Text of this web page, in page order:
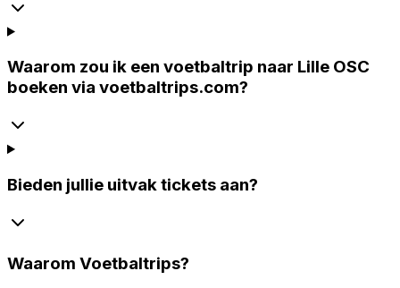
Waarom zou ik een voetbaltrip naar Lille OSC
boeken via voetbaltrips.com?
Bieden jullie uitvak tickets aan?
Waarom Voetbaltrips?